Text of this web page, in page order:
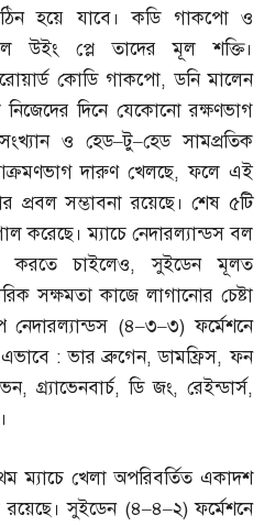
হয়ে যাবে। কডি গাকপো ও
উইং প্লে তাদের মূল শক্তি।
কোডি গাকপো,ডনি মালেন
নিজেদের দিনে যেকোনো রক্ষণভাগ
ও হেড–টু–হেড সামপ্রতিক
দারুণ খেলছে,ফলে এই
প্রবল সম্ভাবনা রয়েছে। শেষ ৫টি
করেছে। ম্যাচে নেদারল্যান্ডস বল
করতে চাইলেও,সুইডেন মূলত
সক্ষমতা কাজে লাগানোর চেষ্টা
(৪–৩–৩)ফর্মেশনে
:ভার ব্রুগেন,ডামফ্রিস,ফন
, গ্র্যাভেনবার্চ,ডি জং,রেইন্ডার্স,
ম্যাচে খেলা অপরিবর্তিত একাদশ
রয়েছে। সুইডেন (৪–৪–২)ফর্মেশনে